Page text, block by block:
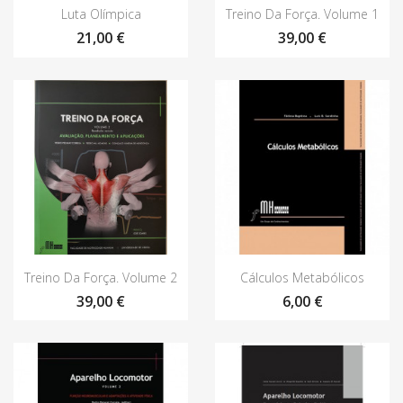
Vista rápida
Luta Olímpica
21,00 €
Vista rápida
Treino Da Força. Volume 1
39,00 €
Vista rápida
Treino Da Força. Volume 2
39,00 €
Vista rápida
Cálculos Metabólicos
6,00 €